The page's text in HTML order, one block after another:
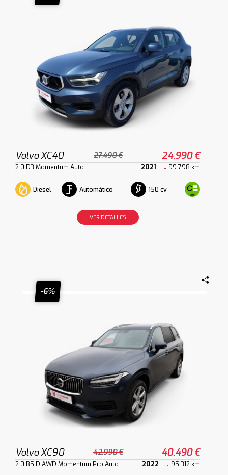
Volvo XC40 27.490 € 24.990 €
2.0 D3 Momentum Auto 2021 99.798 km
Diesel Automático 150 cv
VER DETALLES
-6%
Volvo XC90 42.990 € 40.490 €
2.0 B5 D AWD Momentum Pro Auto 2022 95.312 km